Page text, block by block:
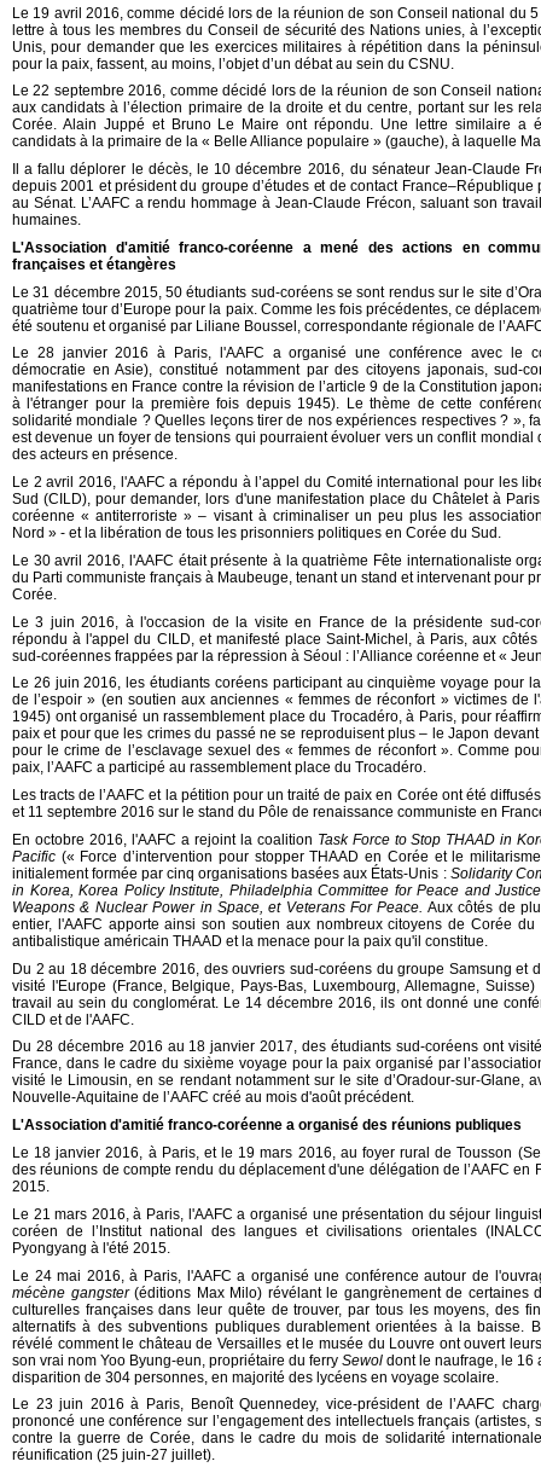
Le 19 avril 2016, comme décidé lors de la réunion de son Conseilnational du 5
lettre à tous les membres du Conseil de sécurité des Nations unies, à
Unis, pour demander que les exercices militaires à répétition dans la
pour la paix, fassent, au moins, l’objet d’un débat au sein du CSNU.
Le 22 septembre 2016, comme décidé lors de la réunion de son Conseil
aux candidats à l’élection primaire de la droite et du centre, portant sur les
Corée. Alain Juppé et Bruno Le Maire ont répondu. Une lettre similaire a
candidats à la primaire de la « Belle Alliance populaire » (gauche), à laquelle
Il a fallu déplorer le décès, le 10 décembre 2016, du sénateur Jean-Claude
depuis 2001 et président du groupe d’études et de contact
au Sénat. L’AAFC a rendu hommage à Jean-Claude Frécon, saluant son
humaines.
L'Association d'amitié franco-coréenne a mené des actions en
françaises et étangères
Le 31 décembre 2015, 50 étudiants sud-coréens se sont rendus sur le site
quatrième tour d’Europe pour la paix. Comme les fois précédentes, ce
été soutenu et organisé par Liliane Boussel, correspondante régionale de
Le 28 janvier 2016 à Paris, l'AAFC a organisé une conférence avec le
démocratie en Asie), constitué notamment par des citoyens japonais, sud-
manifestations en France contre la révision de l’article 9 de la Constitution
à l'étranger pour la première fois depuis 1945). Le thème de cette
solidarité mondiale ? Quelles leçons tirer de nos expériences respectives ? »,
est devenue un foyer de tensions qui pourraient évoluer vers un conflit mondial
des acteurs en présence.
Le 2 avril 2016, l'AAFC a répondu à l’appel du Comité international pour les
Sud (CILD), pour demander, lors d'une manifestation place du Châtelet à
coréenne « antiterroriste » – visant à criminaliser un peu plus les
Nord » - et la libération de tous les prisonniers politiques en Corée du Sud.
Le 30 avril 2016, l'AAFC était présente à la quatrième Fête internationaliste
du Parti communiste français à Maubeuge, tenant un stand et intervenant pour
Corée.
Le 3 juin 2016, à l'occasion de la visite en France de la présidente sud-
répondu à l'appel du CILD, et manifesté place Saint-Michel, à Paris, aux côtés
sud-coréennes frappées par la répression à Séoul : l’Alliance coréenne et «
Le 26 juin 2016, les étudiants coréens participant au cinquième voyage pour
de l’espoir » (en soutien aux anciennes « femmes de réconfort » victimes de
1945) ont organisé un rassemblement place du Trocadéro, à Paris, pour
paix et pour que les crimes du passé ne se reproduisent plus – le Japon
pour le crime de l’esclavage sexuel des « femmes de réconfort ». Comme
paix, l’AAFC a participé au rassemblement place du Trocadéro.
Les tracts de l’AAFC et la pétition pour un traité de paix en Corée ont été
et 11 septembre 2016 sur le stand du Pôle de renaissance communiste en
En octobre 2016, l'AAFC a rejoint la coalition Task Force to Stop THAAD in
Pacific (« Force d’intervention pour stopper THAAD en Corée et le
initialement formée par cinq organisations basées aux États-Unis : Solidarity
in Korea, Korea Policy Institute, Philadelphia Committee for Peace and
Weapons & Nuclear Power in Space, et Veterans For Peace. Aux côtés de
entier, l'AAFC apporte ainsi son soutien aux nombreux citoyens de Corée
antibalistique américain THAAD et la menace pour la paix qu'il constitue.
Du 2 au 18 décembre 2016, des ouvriers sud-coréens du groupe Samsung et
visité l'Europe (France, Belgique, Pays-Bas, Luxembourg, Allemagne,
travail au sein du conglomérat. Le 14 décembre 2016, ils ont donné une
CILD et de l'AAFC.
Du 28 décembre 2016 au 18 janvier 2017, des étudiants sud-coréens ont
France, dans le cadre du sixième voyage pour la paix organisé par
visité le Limousin, en se rendant notamment sur le site d’Oradour-sur-Glane,
Nouvelle-Aquitaine de l’AAFC créé au mois d'août précédent.
L'Association d'amitié franco-coréenne a organisé des réunions publiques
Le 18 janvier 2016, à Paris, et le 19 mars 2016, au foyer rural de Tousson
des réunions de compte rendu du déplacement d'une délégation de l’AAFC en
2015.
Le 21 mars 2016, à Paris, l'AAFC a organisé une présentation du séjour
coréen de l’Institut national des langues et civilisations orientales
Pyongyang à l'été 2015.
Le 24 mai 2016, à Paris, l'AAFC a organisé une conférence autour de
mécène gangster(éditions Max Milo) révélant le gangrènement de certaines
culturelles françaises dans leur quête de trouver, par tous les moyens, des
alternatifs à des subventions publiques durablement orientées à la baisse.
révélé comment le château de Versailles et le musée du Louvre ont ouvert
son vrai nom Yoo Byung-eun, propriétaire du ferry Sewol dont le naufrage, le 16
disparition de 304 personnes, en majorité des lycéens en voyage scolaire.
Le 23 juin 2016 à Paris, Benoît Quennedey, vice-président de l’AAFC
prononcé une conférence sur l’engagement des intellectuels français (artistes,
contre la guerre de Corée, dans le cadre du mois de solidarité
réunification (25 juin-27 juillet).